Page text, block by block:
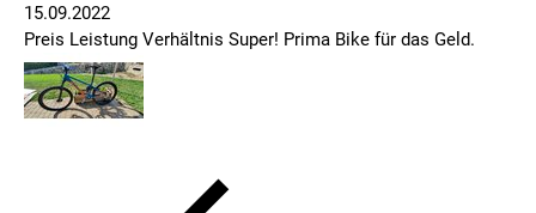
15.09.2022
Preis Leistung Verhältnis Super! Prima Bike für das Geld.